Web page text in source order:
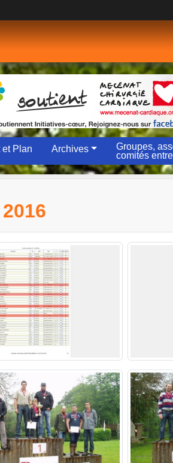
et Plan Archives
Groupes,
comités